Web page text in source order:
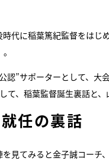
代に稲葉篤紀監督をはじ
認”サポーターとして、
て、稲葉監督誕生裏話と、
任の裏話
見てみると金子誠コーチ